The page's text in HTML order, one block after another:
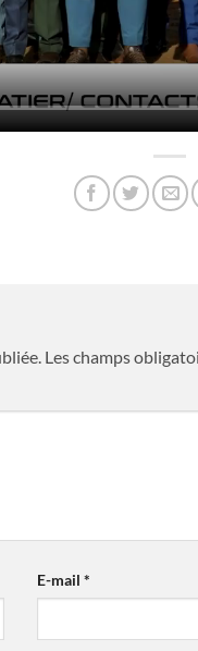
Les champs
E-mail*